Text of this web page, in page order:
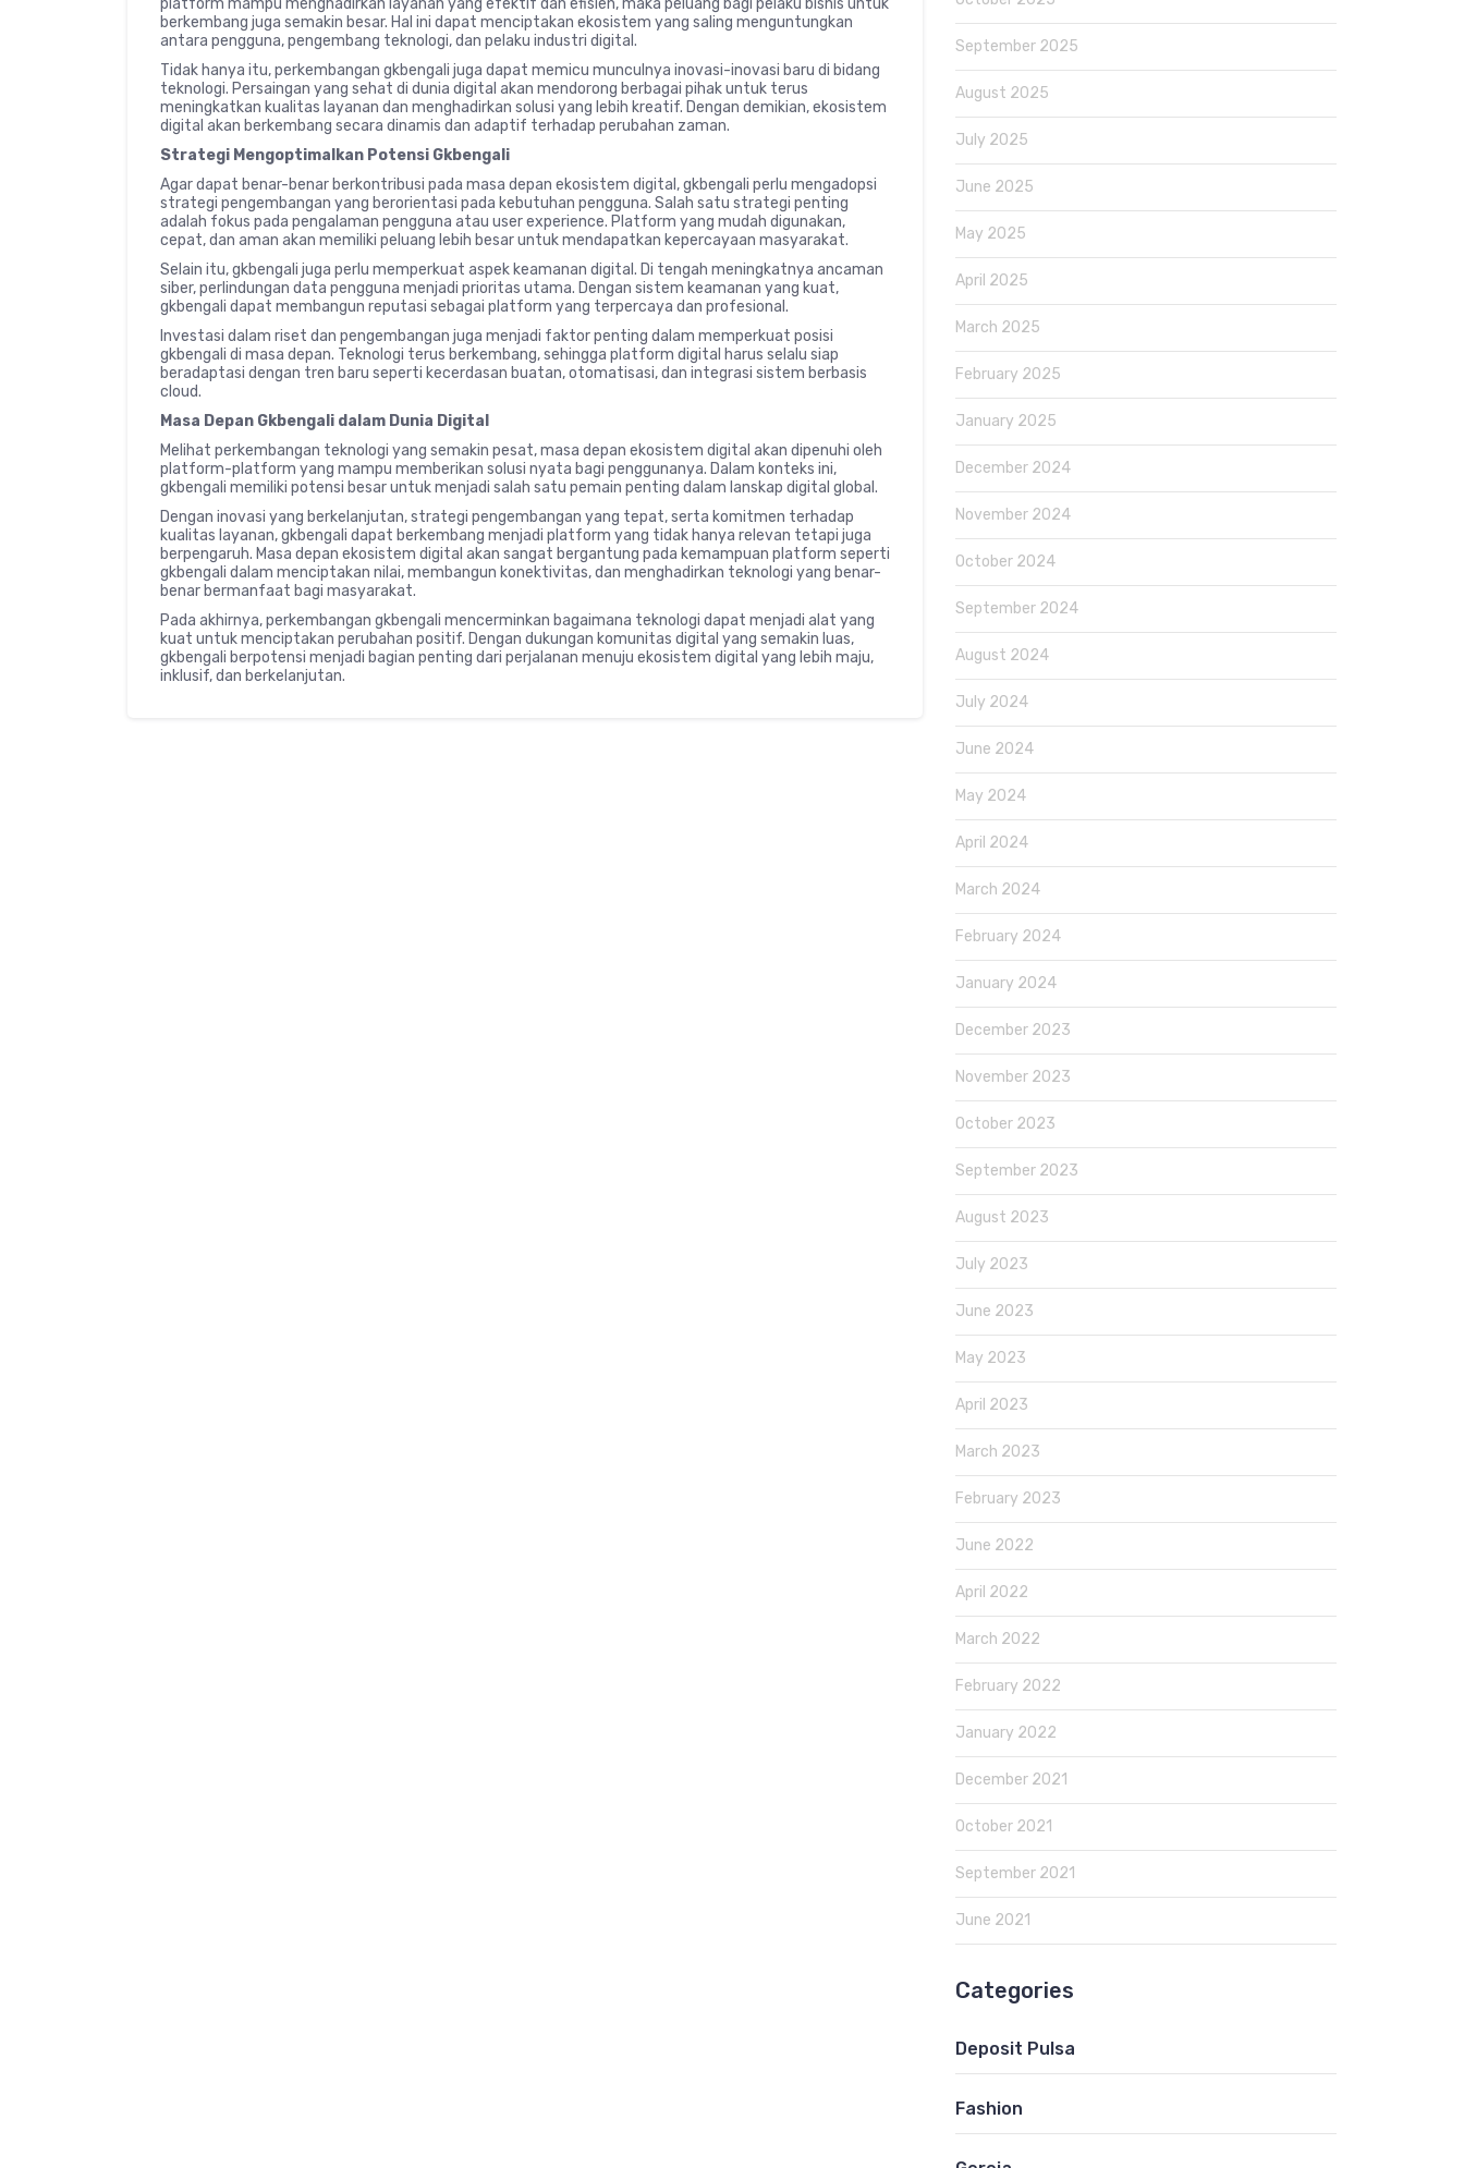
berkembang juga semakin besar. Hal ini dapat menciptakan ekosistem yang saling menguntungkan
antara pengguna, pengembang teknologi, dan pelaku industri digital.
Tidak hanya itu, perkembangan gkbengali juga dapat memicu munculnya inovasi-inovasi baru di bidang
teknologi. Persaingan yang sehat di dunia digital akan mendorong berbagai pihak untuk terus
meningkatkan kualitas layanan dan menghadirkan solusi yang lebih kreatif. Dengan demikian, ekosistem
digital akan berkembang secara dinamis dan adaptif terhadap perubahan zaman.
Strategi Mengoptimalkan Potensi Gkbengali
Agar dapat benar-benar berkontribusi pada masa depan ekosistem digital, gkbengali perlu mengadopsi
strategi pengembangan yang berorientasi pada kebutuhan pengguna. Salah satu strategi penting
adalah fokus pada pengalaman pengguna atau user experience. Platform yang mudah digunakan,
cepat, dan aman akan memiliki peluang lebih besar untuk mendapatkan kepercayaan masyarakat.
Selain itu, gkbengali juga perlu memperkuat aspek keamanan digital. Di tengah meningkatnya ancaman
siber, perlindungan data pengguna menjadi prioritas utama. Dengan sistem keamanan yang kuat,
gkbengali dapat membangun reputasi sebagai platform yang terpercaya dan profesional.
Investasi dalam riset dan pengembangan juga menjadi faktor penting dalam memperkuat posisi
gkbengali di masa depan. Teknologi terus berkembang, sehingga platform digital harus selalu siap
beradaptasi dengan tren baru seperti kecerdasan buatan, otomatisasi, dan integrasi sistem berbasis
cloud.
Masa Depan Gkbengali dalam Dunia Digital
Melihat perkembangan teknologi yang semakin pesat, masa depan ekosistem digital akan dipenuhi oleh
platform-platform yang mampu memberikan solusi nyata bagi penggunanya. Dalam konteks ini,
gkbengali memiliki potensi besar untuk menjadi salah satu pemain penting dalam lanskap digital global.
Dengan inovasi yang berkelanjutan, strategi pengembangan yang tepat, serta komitmen terhadap
kualitas layanan, gkbengali dapat berkembang menjadi platform yang tidak hanya relevan tetapi juga
berpengaruh. Masa depan ekosistem digital akan sangat bergantung pada kemampuan platform seperti
gkbengali dalam menciptakan nilai, membangun konektivitas, dan menghadirkan teknologi yang benar-
benar bermanfaat bagi masyarakat.
Pada akhirnya, perkembangan gkbengali mencerminkan bagaimana teknologi dapat menjadi alat yang
kuat untuk menciptakan perubahan positif. Dengan dukungan komunitas digital yang semakin luas,
gkbengali berpotensi menjadi bagian penting dari perjalanan menuju ekosistem digital yang lebih maju,
inklusif, dan berkelanjutan.
September 2025
August 2025
July 2025
June 2025
May 2025
April 2025
March 2025
February 2025
January 2025
December 2024
November 2024
October 2024
September 2024
August 2024
July 2024
June 2024
May 2024
April 2024
March 2024
February 2024
January 2024
December 2023
November 2023
October 2023
September 2023
August 2023
July 2023
June 2023
May 2023
April 2023
March 2023
February 2023
June 2022
April 2022
March 2022
February 2022
January 2022
December 2021
October 2021
September 2021
June 2021
Categories
Deposit Pulsa
Fashion